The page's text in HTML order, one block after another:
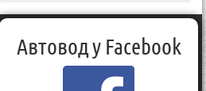
Україна
Автовод у Facebook